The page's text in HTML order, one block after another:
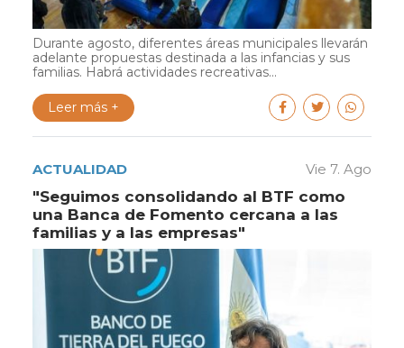
Durante agosto, diferentes áreas municipales llevarán
adelante propuestas destinada a las infancias y sus
familias. Habrá actividades recreativas...
Leer más +
ACTUALIDAD Vie 7. Ago
"Seguimos consolidando al BTF como
una Banca de Fomento cercana a las
familias y a las empresas"